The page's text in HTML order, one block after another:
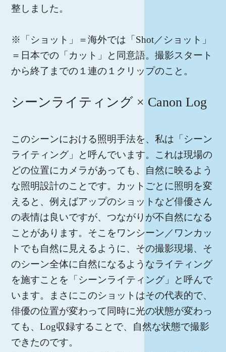
整しました。
※「ショット」＝海外では「Shot／ショット」
＝日本での「カット」と同意語。撮影スタート
から終了までの１連の１クリップのこと。
シーンライティング × Canon Log
このシーンにおける照明手法を、私は「シーン
ライティング」と呼んでいます。これは現場の
どの位置にカメラがあっても、自然に映るよう
な照明設計のことです。カットごとに照明を変
えると、例えばアップのショットなど俳優さん
の表情は良いですが、つながりが不自然になる
ことがあります。そこをワンシーン／ワンカッ
トでも自然に見えるように、その撮影現場、そ
のシーン全体に自然になるようなライティング
を施すことを「シーンライティング」と呼んで
います。まさにこのショットはその代表的で、
俳優の位置が変わって同時に光の状態が変わっ
ても、Log収録することで、自然な状態で撮影
できたのです。